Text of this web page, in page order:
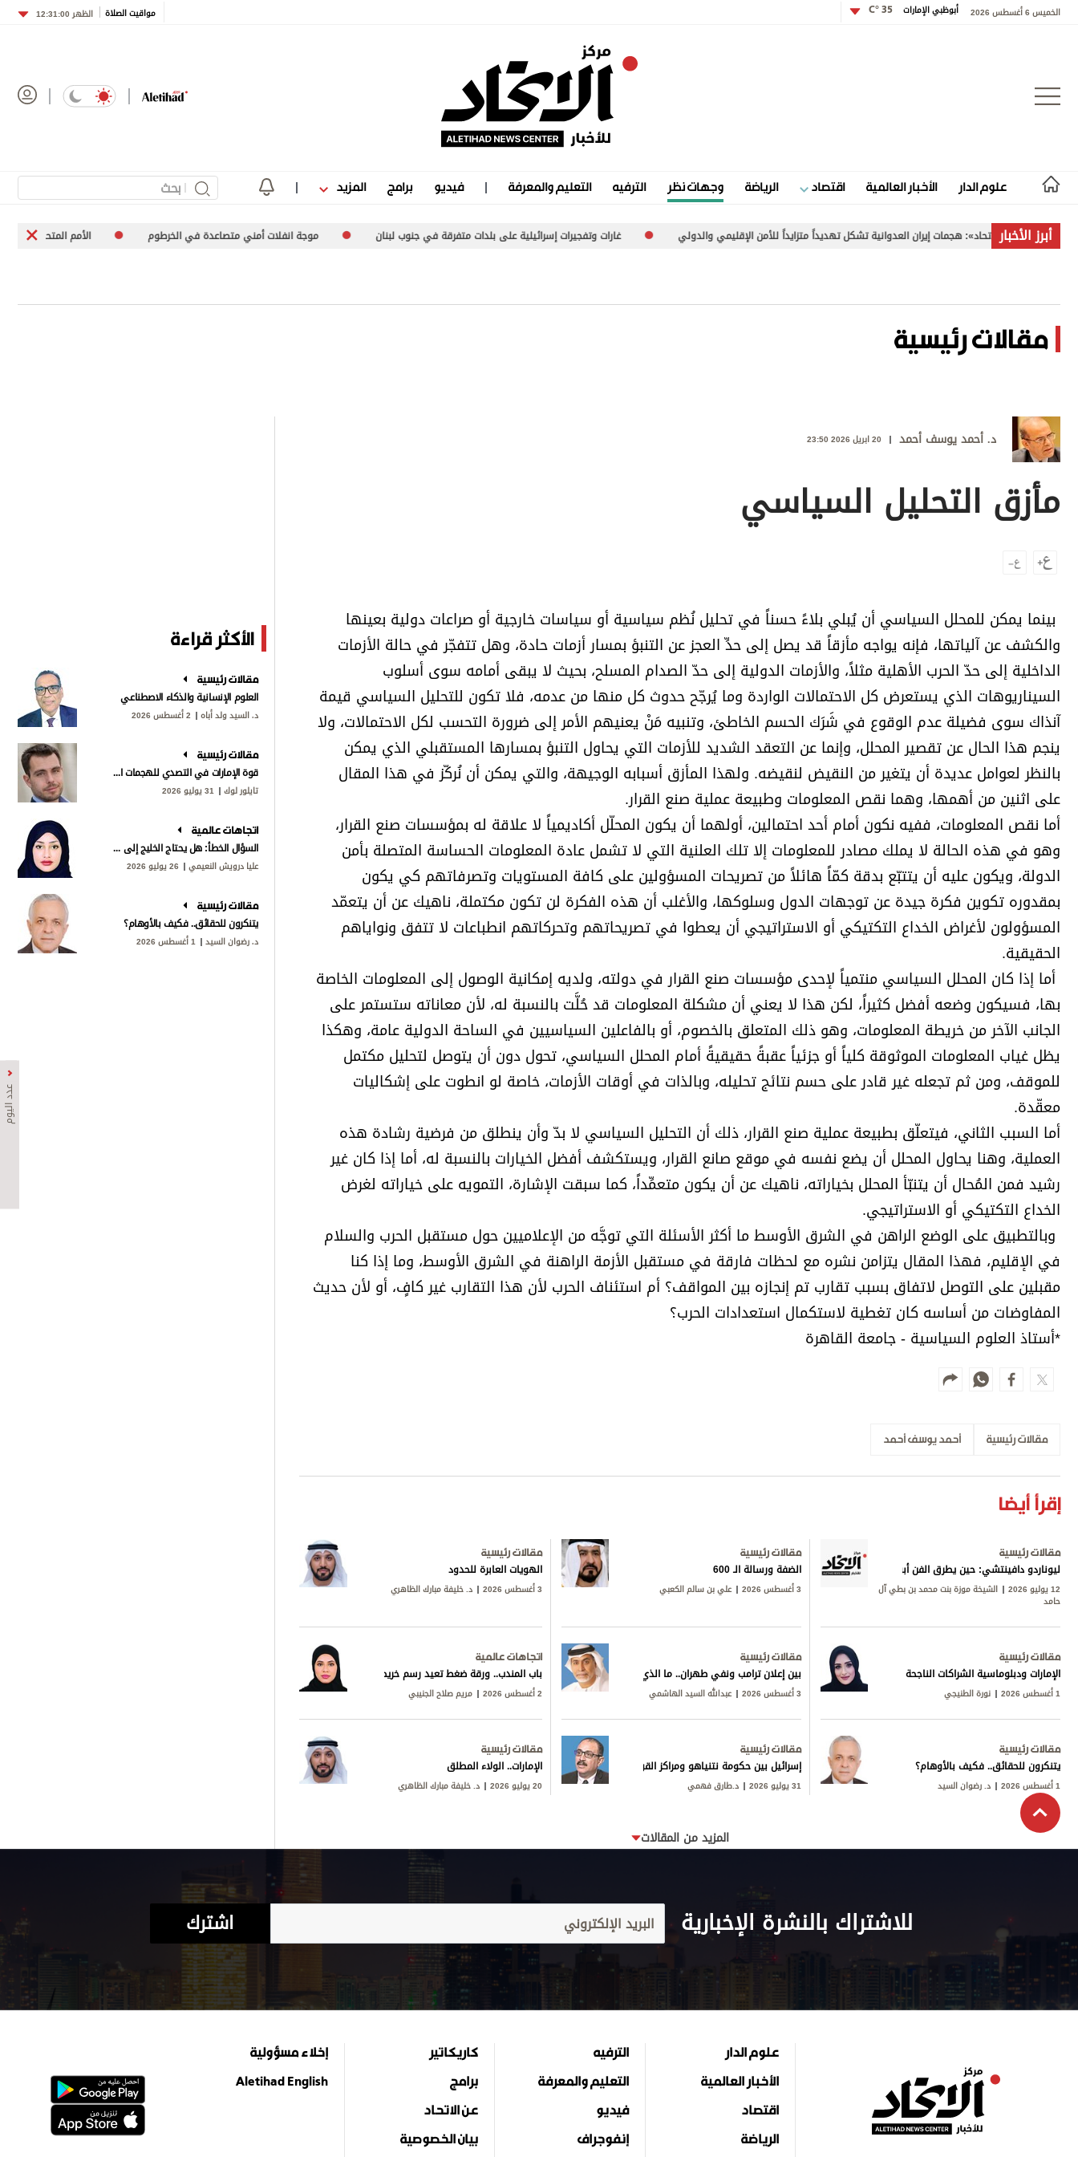
الخميس 6 أغسطس 2026 أبوظبي الإمارات 35 °C مواقيت الصلاة الظهر 12:31:00
علوم الدار الأخبار العالمية اقتصاد الرياضة وجهات نظر الترفيه التعليم والمعرفة فيديو برامج المزيد
علوم الدار
الرياضة
التعليم والمعرفة
الذكاء الاصطناعي
تغطيات
فيديو
إنفوجراف
قصة صورة
كاريكتير
برامج
عدد اليوم
مواقيت الصلاة
الأحوال الجوية
أبرز الأخبار
لـ «الاتحاد»: هجمات إيران العدوانية تشكل تهديداً متزايداً للأمن الإقليمي والدولي غارات وتفجيرات إسرائيلية على بلدات متفرقة في جنوب لبنان موجة انفلات أمني متصاعدة في الخرطوم الأمم المتحدة تعرب عن قلقها
عدد اليوم
مقالات رئيسية
د. أحمد يوسف أحمد 20 ابريل 2026 23:50
مأزق التحليل السياسي
بينما يمكن للمحلل السياسي أن يُبلي بلاءً حسناً في تحليل نُظم سياسية أو سياسات خارجية أو صراعات دولية بعينها
والكشف عن آلياتها، فإنه يواجه مأزقاً قد يصل إلى حدِّ العجز عن التنبؤ بمسار أزمات حادة، وهل تتفجّر في حالة الأزمات
الداخلية إلى حدّ الحرب الأهلية مثلاً، والأزمات الدولية إلى حدّ الصدام المسلح، بحيث لا يبقى أمامه سوى أسلوب
السيناريوهات الذي يستعرض كل الاحتمالات الواردة وما يُرجّح حدوث كل منها من عدمه، فلا تكون للتحليل السياسي قيمة
آنذاك سوى فضيلة عدم الوقوع في شَرَك الحسم الخاطئ، وتنبيه مَنْ يعنيهم الأمر إلى ضرورة التحسب لكل الاحتمالات، ولا
ينجم هذا الحال عن تقصير المحلل، وإنما عن التعقد الشديد للأزمات التي يحاول التنبؤ بمسارها المستقبلي الذي يمكن
بالنظر لعوامل عديدة أن يتغير من النقيض لنقيضه. ولهذا المأزق أسبابه الوجيهة، والتي يمكن أن نُركّز في هذا المقال
على اثنين من أهمها، وهما نقص المعلومات وطبيعة عملية صنع القرار.
أما نقص المعلومات، ففيه نكون أمام أحد احتمالين، أولهما أن يكون المحلّل أكاديمياً لا علاقة له بمؤسسات صنع القرار،
وهو في هذه الحالة لا يملك مصادر للمعلومات إلا تلك العلنية التي لا تشمل عادة المعلومات الحساسة المتصلة بأمن
الدولة، ويكون عليه أن يتتبّع بدقة كمّاً هائلاً من تصريحات المسؤولين على كافة المستويات وتصرفاتهم كي يكون
بمقدوره تكوين فكرة جيدة عن توجهات الدول وسلوكها، والأغلب أن هذه الفكرة لن تكون مكتملة، ناهيك عن أن يتعمّد
المسؤولون لأغراض الخداع التكتيكي أو الاستراتيجي أن يعطوا في تصريحاتهم وتحركاتهم انطباعات لا تتفق ونواياهم
الحقيقية.
أما إذا كان المحلل السياسي منتمياً لإحدى مؤسسات صنع القرار في دولته، ولديه إمكانية الوصول إلى المعلومات الخاصة
بها، فسيكون وضعه أفضل كثيراً، لكن هذا لا يعني أن مشكلة المعلومات قد حُلَّت بالنسبة له، لأن معاناته ستستمر على
الجانب الآخر من خريطة المعلومات، وهو ذلك المتعلق بالخصوم، أو بالفاعلين السياسيين في الساحة الدولية عامة، وهكذا
يظل غياب المعلومات الموثوقة كلياً أو جزئياً عقبةً حقيقيةً أمام المحلل السياسي، تحول دون أن يتوصل لتحليل مكتمل
للموقف، ومن ثم تجعله غير قادر على حسم نتائج تحليله، وبالذات في أوقات الأزمات، خاصة لو انطوت على إشكاليات
معقّدة.
أما السبب الثاني، فيتعلّق بطبيعة عملية صنع القرار، ذلك أن التحليل السياسي لا بدّ وأن ينطلق من فرضية رشادة هذه
العملية، وهنا يحاول المحلل أن يضع نفسه في موقع صانع القرار، ويستكشف أفضل الخيارات بالنسبة له، أما إذا كان غير
رشيد فمن المُحال أن يتنبّأ المحلل بخياراته، ناهيك عن أن يكون متعمِّداً، كما سبقت الإشارة، التمويه على خياراته لغرض
الخداع التكتيكي أو الاستراتيجي.
وبالتطبيق على الوضع الراهن في الشرق الأوسط ما أكثر الأسئلة التي توجَّه من الإعلاميين حول مستقبل الحرب والسلام
في الإقليم، فهذا المقال يتزامن نشره مع لحظات فارقة في مستقبل الأزمة الراهنة في الشرق الأوسط، وما إذا كنا
مقبلين على التوصل لاتفاق بسبب تقارب تم إنجازه بين المواقف؟ أم استئناف الحرب لأن هذا التقارب غير كافٍ، أو لأن حديث
المفاوضات من أساسه كان تغطية لاستكمال استعدادات الحرب؟
*أستاذ العلوم السياسية - جامعة القاهرة
مقالات رئيسية أحمد يوسف أحمد
إقرأ أيضا
مقالات رئيسية
ليوناردو دافينتشي: حين يطرق الفن أبواب المعرفة
12 يوليو 2026 الشيخة موزة بنت محمد بن بطي آل
حامد
مقالات رئيسية
الضفة ورسالة الـ 600
3 أغسطس 2026 علي بن سالم الكعبي
مقالات رئيسية
الهويات العابرة للحدود
3 أغسطس 2026 د. خليفة مبارك الظاهري
مقالات رئيسية
الإمارات ودبلوماسية الشراكات الناجحة
1 أغسطس 2026 نورة الطنيجي
مقالات رئيسية
بين إعلان ترامب ونفي طهران.. ما الذي يجري خلف المفاوضات؟
3 أغسطس 2026 عبدالله السيد الهاشمي
اتجاهات عالمية
باب المندب.. ورقة ضغط تعيد رسم خريطة التوتر في البحر الأحمر
2 أغسطس 2026 مريم صلاح الجنيبي
مقالات رئيسية
يتنكرون للحقائق.. فكيف بالأوهام؟
1 أغسطس 2026 د. رضوان السيد
مقالات رئيسية
إسرائيل بين حكومة نتنياهو ومراكز القوى
31 يوليو 2026 د.طارق فهمي
مقالات رئيسية
الإمارات.. الولاء المطلق
20 يوليو 2026 د. خليفة مبارك الظاهري
المزيد من المقالات
الأكثر قراءة
مقالات رئيسية
العلوم الإنسانية والذكاء الاصطناعي
د. السيد ولد أباه 2 أغسطس 2026
مقالات رئيسية
قوة الإمارات في التصدي للهجمات الإيرانية
تايلور لوك 31 يوليو 2026
اتجاهات عالمية
السؤال الخطأ: هل يحتاج الخليج إلى «ناتو»؟
عليا درويش النعيمي 26 يوليو 2026
مقالات رئيسية
يتنكرون للحقائق.. فكيف بالأوهام؟
د. رضوان السيد 1 أغسطس 2026
للاشتراك بالنشرة الإخبارية اشترك
علوم الدار
الأخبار العالمية
اقتصاد
الرياضة
الترفيه
التعليم والمعرفة
فيديو
إنفوجراف
كاريكاتير
برامج
عن الاتحاد
بيان الخصوصية
إخلاء مسؤولية
Aletihad English